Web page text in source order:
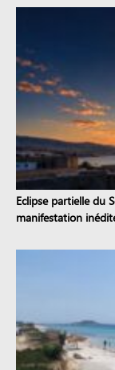
Eclipse partielle du
manifestation